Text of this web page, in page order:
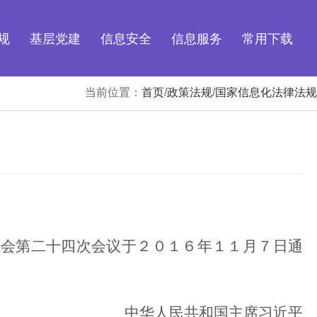
基层党建 信息安全 信息服务 常用下载
当前位置： 首页/政策法规/国家信息化法律法规
第二十四次会议于２０１６年１１月７日通
中华人民共和国主席习近平